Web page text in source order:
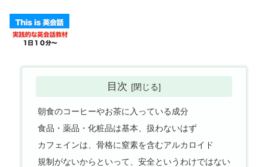
目次
朝食のコーヒーやお茶に入っている成分
食品・薬品・化粧品は基本、扱わないはず
カフェインは、骨格に窒素を含むアルカロイド
規制がないからといって、安全というわけではない